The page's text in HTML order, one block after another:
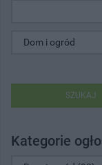
SZUKAJ
Kategorie